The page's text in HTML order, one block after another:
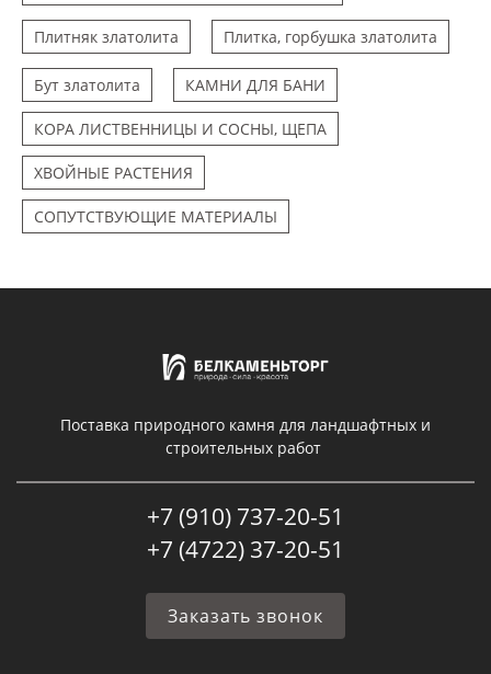
Плитняк златолита Плитка, горбушка златолита
Бут златолита КАМНИ ДЛЯ БАНИ
КОРА ЛИСТВЕННИЦЫ И СОСНЫ, ЩЕПА
ХВОЙНЫЕ РАСТЕНИЯ
СОПУТСТВУЮЩИЕ МАТЕРИАЛЫ
Поставка природного камня для ландшафтных и
строительных работ
+7 (910) 737-20-51
+7 (4722) 37-20-51
Заказать звонок